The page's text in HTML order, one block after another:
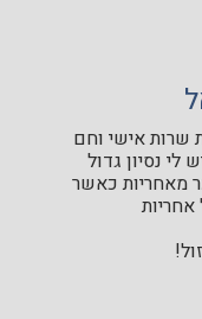
שרות אישי וחם
לי נסיון גדול
מאחריות כאשר